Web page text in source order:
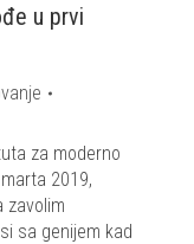
u prvi
za moderno
2019,
zavolim
sa genijem kad